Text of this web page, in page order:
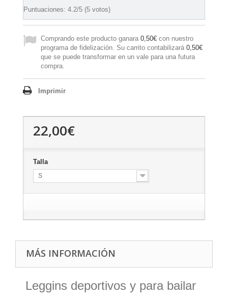
Puntuaciones: 4.2/5 (5 votos)
Comprando este producto ganara 0,50€ con nuestro
programa de fidelización. Su carrito contabilizará 0,50€
que se puede transformar en un vale para una futura
compra.
Imprimir
22,00€
Talla
S
MÁS INFORMACIÓN
Leggins deportivos y para bailar